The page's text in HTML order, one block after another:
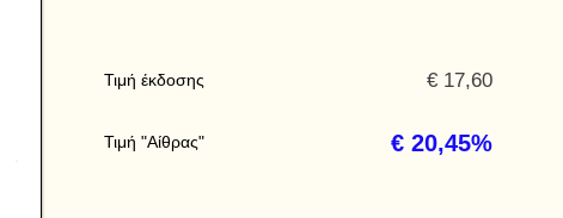
Τιμή έκδοσης € 17,60
€ 20,45%
Τιμή "Αίθρας"